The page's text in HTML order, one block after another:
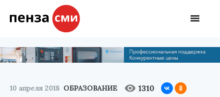
10 апреля 2018 ОБРАЗОВАНИЕ 1310